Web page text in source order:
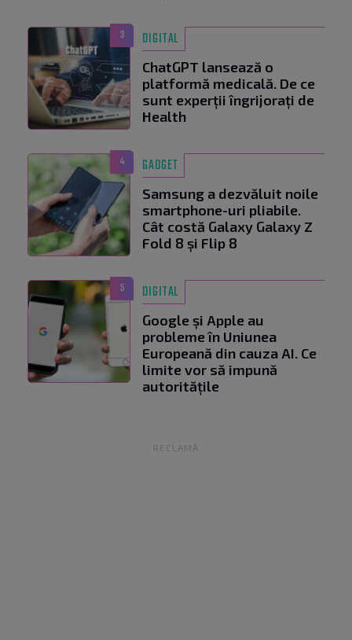
3 DIGITAL
ChatGPT lansează o
platformă medicală. De ce
sunt experții îngrijorați de
Health
4 GADGET
Samsung a dezvăluit noile
smartphone-uri pliabile.
Cât costă Galaxy Galaxy Z
Fold 8 și Flip 8
5 DIGITAL
Google și Apple au
probleme în Uniunea
Europeană din cauza AI. Ce
limite vor să impună
autoritățile
RECLAMĂ